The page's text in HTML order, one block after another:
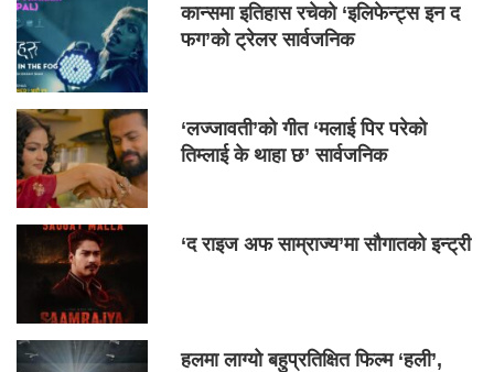
कान्समा इतिहास रचेको ‘इलिफेन्ट्स इन द
फग’को ट्रेलर सार्वजनिक
‘लज्जावती’को गीत ‘मलाई पिर परेको
तिम्लाई के थाहा छ’ सार्वजनिक
‘द राइज अफ साम्राज्य’मा सौगातको इन्ट्री
हलमा लाग्यो बहुप्रतिक्षित फिल्म ‘हली’,